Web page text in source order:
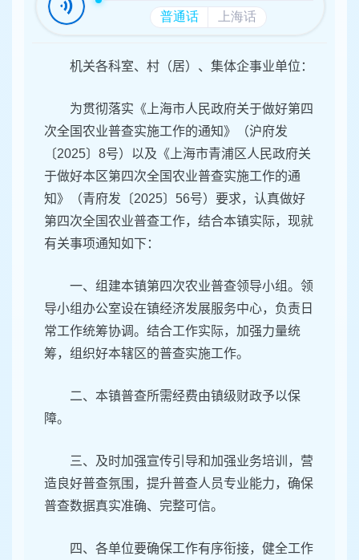
机关各科室、村（居）、集体企事业单位：
为贯彻落实《上海市人民政府关于做好第四
次全国农业普查实施工作的通知》（沪府发
〔2025〕8号）以及《上海市青浦区人民政府关
于做好本区第四次全国农业普查实施工作的通
知》（青府发〔2025〕56号）要求，认真做好
第四次全国农业普查工作，结合本镇实际，现就
有关事项通知如下：
一、组建本镇第四次农业普查领导小组。领
导小组办公室设在镇经济发展服务中心，负责日
常工作统筹协调。结合工作实际，加强力量统
筹，组织好本辖区的普查实施工作。
二、本镇普查所需经费由镇级财政予以保
障。
三、及时加强宣传引导和加强业务培训，营
造良好普查氛围，提升普查人员专业能力，确保
普查数据真实准确、完整可信。
四、各单位要确保工作有序衔接，健全工作